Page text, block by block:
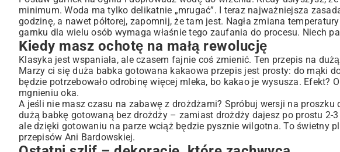
minimum. Woda ma tylko delikatnie „mrugać”. I teraz najważniejsza
godzinę, a nawet półtorej, zapomnij, że tam jest. Nagła zmiana
garnku dla wielu osób wymaga właśnie tego zaufania do procesu. Niech
Kiedy masz ochotę na małą rewolucję
Klasyka jest wspaniała, ale czasem fajnie coś zmienić. Ten przepis na
Marzy ci się duża babka gotowana kakaowa przepis jest prosty: do mąki
będzie potrzebowało odrobinę więcej mleka, bo kakao je wysusza. Efekt?
mgnieniu oka.
A jeśli nie masz czasu na zabawę z drożdżami? Spróbuj wersji na proszku
dużą babkę gotowaną bez drożdży – zamiast drożdży dajesz po prostu 2-
ale dzięki gotowaniu na parze wciąż będzie pysznie wilgotna. To świetny
przepisów Ani Bardowskiej.